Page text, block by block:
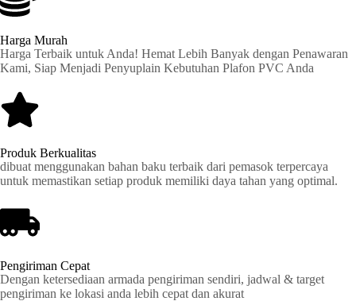
Harga Murah
Harga Terbaik untuk Anda! Hemat Lebih Banyak dengan Penawaran
Kami, Siap Menjadi Penyuplain Kebutuhan Plafon PVC Anda
Produk Berkualitas
dibuat menggunakan bahan baku terbaik dari pemasok terpercaya
untuk memastikan setiap produk memiliki daya tahan yang optimal.
Pengiriman Cepat
Dengan ketersediaan armada pengiriman sendiri, jadwal & target
pengiriman ke lokasi anda lebih cepat dan akurat